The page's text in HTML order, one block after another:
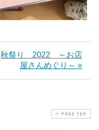
秋祭り 2022 ～お店
屋さんめぐり～ »
PAGE TOP